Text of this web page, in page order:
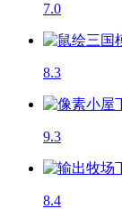
7.0
8.3
9.3
8.4